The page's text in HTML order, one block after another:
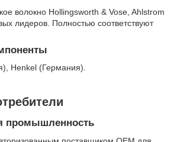
волокно Hollingsworth & Vose, Ahlstrom
лидеров. Полностью соответствуют
Henkel (Германия).
промышленность